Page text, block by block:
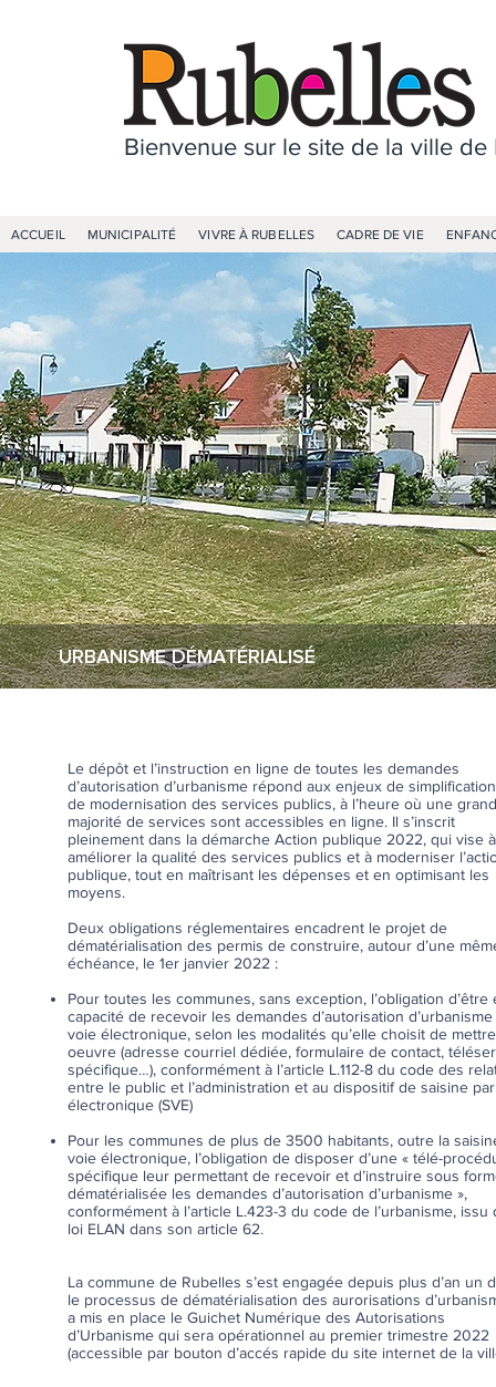
Bienvenue sur le site de la ville de
ACCUEIL MUNICIPALITÉ VIVRE À RUBELLES CADRE DE VIE
URBANISME DÉMATÉRIALISÉ
Le dépôt et l’instruction en ligne de toutes les demandes
d’autorisation d’urbanisme répond aux enjeux de
de modernisation des services publics, à l’heure où une
majorité de services sont accessibles en ligne. Il s’inscrit
pleinement dans la démarche Action publique 2022, qui vise à
améliorer la qualité des services publics et à moderniser
publique, tout en maîtrisant les dépenses et en optimisant les
moyens.
Deux obligations réglementaires encadrent le projet de
dématérialisation des permis de construire, autour d’une
échéance, le 1er janvier 2022 :
Pour toutes les communes, sans exception, l’obligation d’être
capacité de recevoir les demandes d’autorisation
voie électronique, selon les modalités qu’elle choisit de
oeuvre (adresse courriel dédiée, formulaire de contact,
spécifique…), conformément à l’article L.112-8 du code des
entre le public et l’administration et au dispositif de saisine
électronique (SVE)
Pour les communes de plus de 3500 habitants, outre la
voie électronique, l’obligation de disposer d’une « télé-
spécifique leur permettant de recevoir et d’instruire sous
dématérialisée les demandes d’autorisation d’urbanisme »,
conformément à l’article L.423-3 du code de l’urbanisme, issu
loi ELAN dans son article 62.
La commune de Rubelles s’est engagée depuis plus d’an un
le processus de dématérialisation des aurorisations
a mis en place le Guichet Numérique des Autorisations
d’Urbanisme qui sera opérationnel au premier trimestre 2022
(accessible par bouton d’accés rapide du site internet de la